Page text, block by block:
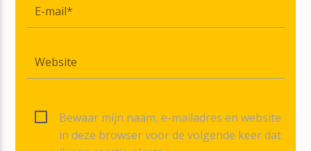
Bewaar mijn naam, e-mailadres en website
in deze browser voor de volgende keer dat